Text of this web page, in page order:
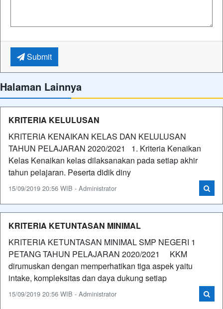
Submit
Halaman Lainnya
KRITERIA KELULUSAN
KRITERIA KENAIKAN KELAS DAN KELULUSAN
TAHUN PELAJARAN 2020/2021 1. Kriteria Kenaikan
Kelas Kenaikan kelas dilaksanakan pada setiap akhir
tahun pelajaran. Peserta didik diny
15/09/2019 20:56 WIB - Administrator
KRITERIA KETUNTASAN MINIMAL
KRITERIA KETUNTASAN MINIMAL SMP NEGERI 1
PETANG TAHUN PELAJARAN 2020/2021 KKM
dirumuskan dengan memperhatikan tiga aspek yaitu
intake, kompleksitas dan daya dukung setiap
15/09/2019 20:56 WIB - Administrator